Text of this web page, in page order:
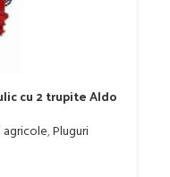
cu 2 trupite Aldo
agricole,Pluguri